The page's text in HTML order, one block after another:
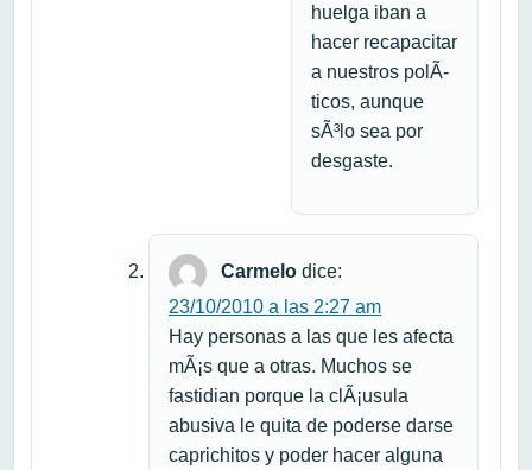
huelga iban a
hacer recapacitar
a nuestros polÃ­
ticos, aunque
sÃ³lo sea por
desgaste.
Carmelo dice:
23/10/2010 a las 2:27 am
Hay personas a las que les afecta
mÃ¡s que a otras. Muchos se
fastidian porque la clÃ¡usula
abusiva le quita de poderse darse
caprichitos y poder hacer alguna